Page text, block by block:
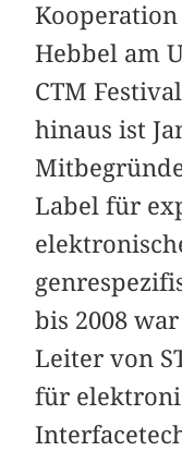
Hebbel am
CTM
hinaus ist
Label für
bis 2008
Leiter von
für